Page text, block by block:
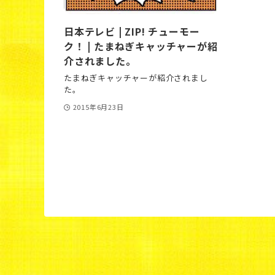
日本テレビ | ZIP! チューモー
ク！ | たまねぎキャッチャーが紹
介されました。
たまねぎキャッチャーが紹介されまし
た。
2015年6月23日